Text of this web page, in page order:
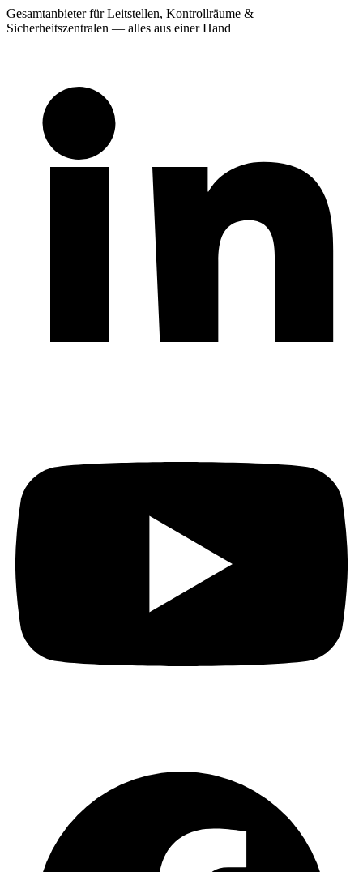
Gesamtanbieter für Leitstellen, Kontrollräume &
Sicherheitszentralen — alles aus einer Hand